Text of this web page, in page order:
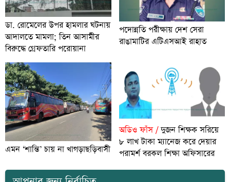
ডা. রোমেলের উপর হামলার ঘটনায়
আদালতে মামলা; তিন আসামীর
বিরুদ্ধে গ্রেফতারি পরোয়ানা
পদোন্নতি পরীক্ষায় দেশ সেরা
রাঙামাটির এটিএসআই রাহাত
এমন ‘শান্তি’ চায় না খাগড়াছড়িবাসী
অডিও ফাঁস /দুজন শিক্ষক সরিয়ে
৮ লাখ টাকা ম্যানেজ করে দেয়ার
পরামর্শ বরকল শিক্ষা অফিসারের